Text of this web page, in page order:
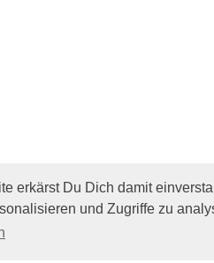
erkärst Du Dich damit
und Zugriffe zu
(c)